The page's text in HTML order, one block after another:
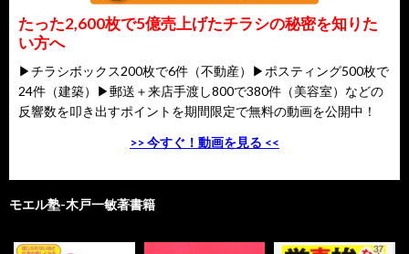
たった2,600枚で5億売上げたチラシの秘密を知りた
い方へ
▶チラシボックス200枚で6件（不動産）▶ポスティング500枚で
24件（建築）▶郵送＋来店手渡し800で380件（美容室）などの
反響数を叩き出すポイントを期間限定で無料の動画を公開中！
>> 今すぐ！動画を見る <<
モエル塾-木戸一敏著書籍